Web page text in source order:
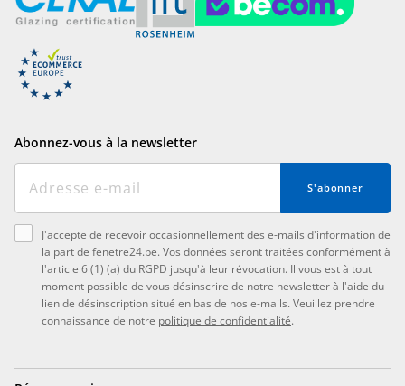
Abonnez-vous à la newsletter
S'abonner
J'accepte de recevoir occasionnellement des e-mails d'information de
la part de fenetre24.be. Vos données seront traitées conformément à
l'article 6 (1) (a) du RGPD jusqu'à leur révocation. Il vous est à tout
moment possible de vous désinscrire de notre newsletter à l'aide du
lien de désinscription situé en bas de nos e-mails. Veuillez prendre
connaissance de notre politique de confidentialité.